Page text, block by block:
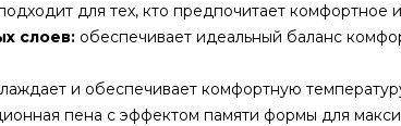
для тех, кто предпочитает комфортное
слоев: обеспечивает идеальный баланс
и обеспечивает комфортную
пена с эффектом памяти формы для